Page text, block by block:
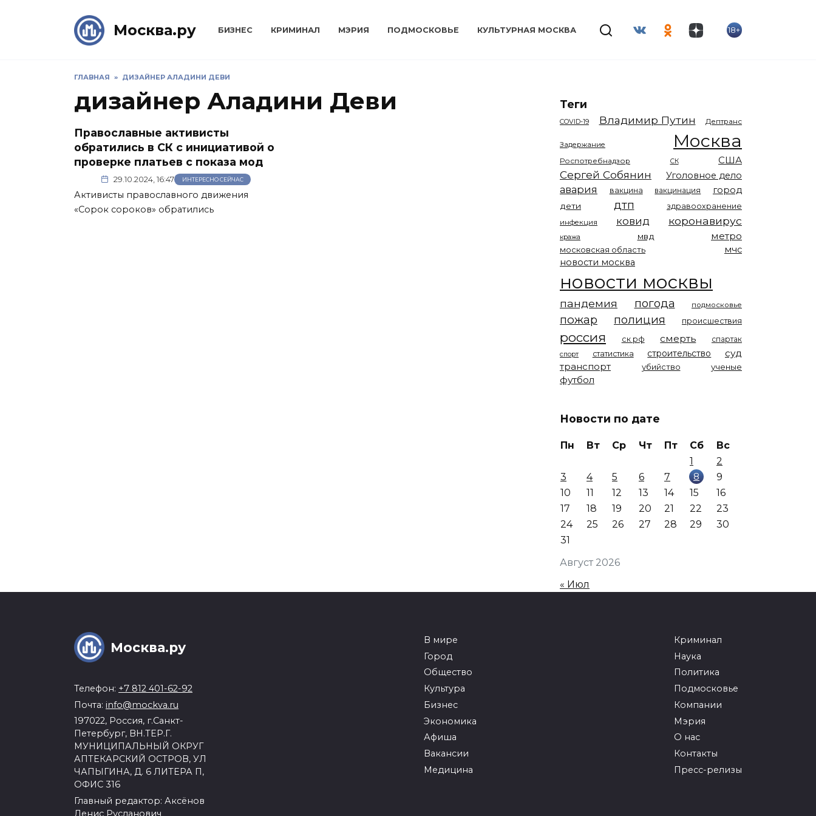
Москва.ру БИЗНЕС КРИМИНАЛ МЭРИЯ ПОДМОСКОВЬЕ КУЛЬТУРНАЯ МОСКВА 18+
ГЛАВНАЯ » ДИЗАЙНЕР АЛАДИНИ ДЕВИ
дизайнер Аладини Деви
Православные активисты
обратились в СК с инициативой о
проверке платьев с показа мод
29.10.2024, 16:47 ИНТЕРЕСНО СЕЙЧАС
Активисты православного движения
«Сорок сороков» обратились
Теги
COVID-19 Владимир Путин Дептранс
Задержание Москва
Роспотребнадзор СК США
Сергей Собянин Уголовное дело
авария вакцина вакцинация город
дети дтп здравоохранение
инфекция ковид коронавирус
кража мвд метро
московская область
мчс
новости москва
новости москвы
пандемия погода подмосковье
пожар полиция происшествия
россия ск рф смерть спартак
спорт статистика строительство
суд
транспорт
убийство ученые
футбол
Новости по дате
Август 2026
Пн Вт Ср Чт Пт Сб
Вс
1
2
3
4 5 6 7 8
9
10
11 12 13 14 15
16
17
18 19 20 21 22
23
24
25 26 27 28 29
30
31
« Июл
Москва.ру
Телефон: +7 812 401-62-92
Почта: info@mockva.ru
197022, Россия, г.Санкт-
Петербург, ВН.ТЕР.Г.
МУНИЦИПАЛЬНЫЙ ОКРУГ
АПТЕКАРСКИЙ ОСТРОВ, УЛ
ЧАПЫГИНА, Д. 6 ЛИТЕРА П,
ОФИС 316
Главный редактор: Аксёнов
Денис Русланович
В мире
Город
Общество
Культура
Бизнес
Экономика
Афиша
Вакансии
Медицина
Криминал
Наука
Политика
Подмосковье
Компании
Мэрия
О нас
Контакты
Пресс-релизы